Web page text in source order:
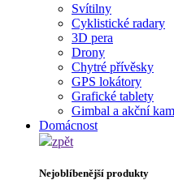
Svítilny
Cyklistické radary
3D pera
Drony
Chytré přívěsky
GPS lokátory
Grafické tablety
Gimbal a akční
Domácnost
zpět
Nejoblíbenější produkty